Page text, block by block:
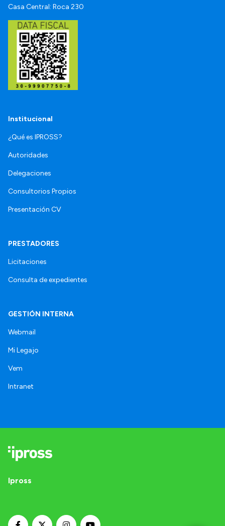
Casa Central: Roca 230
Institucional
¿Qué es IPROSS?
Autoridades
Delegaciones
Consultorios Propios
Presentación CV
PRESTADORES
Licitaciones
Consulta de expedientes
GESTIÓN INTERNA
Webmail
Mi Legajo
Vem
Intranet
Ipross